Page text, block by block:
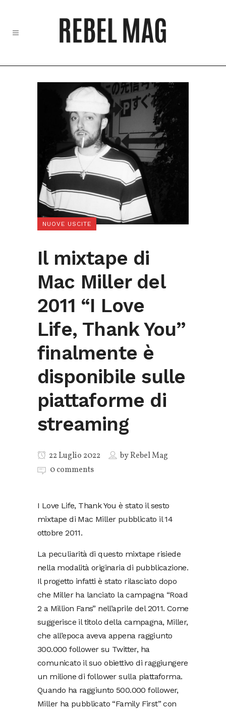
NUOVE USCITE
Il mixtape di
Mac Miller del
2011 “I Love
Life, Thank You”
finalmente è
disponibile sulle
piattaforme di
streaming
22 Luglio 2022 byRebel Mag
0 comments
I Love Life, Thank You è stato il sesto
mixtape di Mac Miller pubblicato il 14
ottobre 2011.
La peculiarità di questo mixtape risiede
nella modalità originaria di pubblicazione.
Il progetto infatti è stato rilasciato dopo
che Miller ha lanciato la campagna “Road
2 a Million Fans” nell’aprile del 2011. Come
suggerisce il titolo della campagna, Miller,
che all’epoca aveva appena raggiunto
300.000 follower su Twitter, ha
comunicato il suo obiettivo di raggiungere
un milione di follower sulla piattaforma.
Quando ha raggiunto 500.000 follower,
Miller ha pubblicato “Family First” con